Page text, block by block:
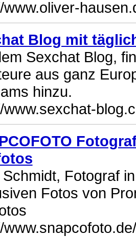
www.oliver-
Blog mit
Sexchat Blog,
aus ganz
hinzu.
www.sexchat-
Fotograf
Fotos von